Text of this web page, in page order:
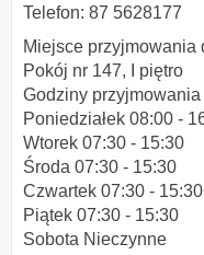
Telefon: 87 5628177
Miejsce przyjmowania
Pokój nr 147, I piętro
Godziny
Poniedziałek 08:00 -
Wtorek 07:30 - 15:30
Środa 07:30 - 15:30
Czwartek 07:30 - 15:30
Piątek 07:30 - 15:30
Sobota Nieczynne